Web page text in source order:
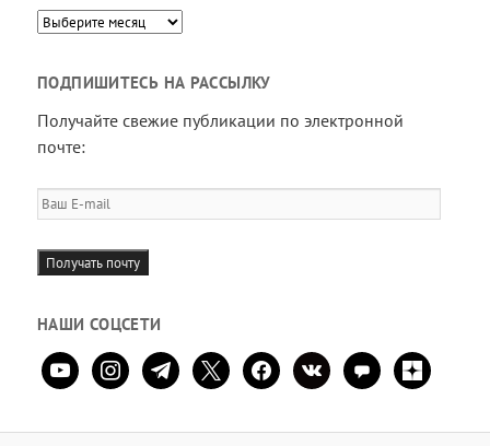
Архив
ПОДПИШИТЕСЬ НА РАССЫЛКУ
Получайте свежие публикации по электронной
почте:
Ваш
E-
mail
Получать почту
НАШИ СОЦСЕТИ
youtubeinstagramtelegram
x facebookvkontaktecomment
zen-
yandex